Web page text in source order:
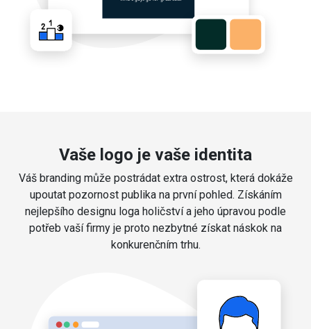
Vaše logo je vaše identita
Váš branding může postrádat extra ostrost, která dokáže
upoutat pozornost publika na první pohled. Získáním
nejlepšího designu loga holičství a jeho úpravou podle
potřeb vaší firmy je proto nezbytné získat náskok na
konkurenčním trhu.